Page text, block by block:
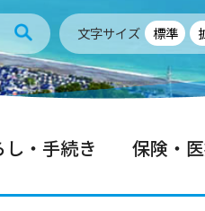
文字サイズ 標準
し・手続き 保険・